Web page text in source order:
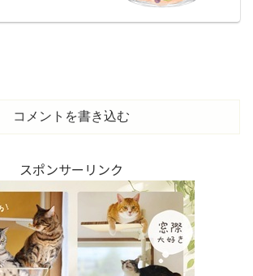
コメントを書き込む
スポンサーリンク